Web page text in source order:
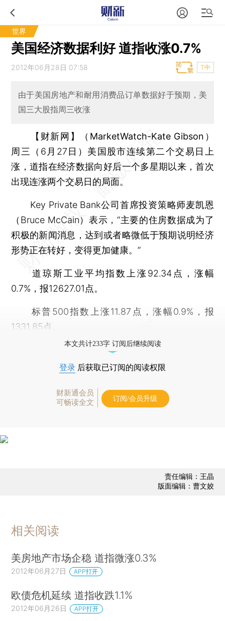
世界
美国经济数据利好 道指收涨0.7%
2012年06月28日 07:58 T中
由于美国房地产和耐用消费品订单数据好于预期，美
国三大股指周三收涨
【财新网】（MarketWatch-Kate Gibson）
周三（6月27日）美国股市连续第二个交易日上
涨，道指在经济数据向好后一个多星期以来，首次
出现连涨两个交易日的局面。
Key Private Bank公司首席投资策略师麦凯恩
（Bruce McCain）表示，“主要的住房数据成为了
积极的新闻消息，达到或者略微低于预期说明经济
形势正在转好，变得更加健康。”
道琼斯工业平均指数上涨92.34点，涨幅
0.7%，报12627.01点。
标普500指数上涨11.87点，涨幅0.9%，报
1331.85点。
本文共计233字 订阅后继续阅读
登录 后获取已订阅的阅读权限
财新通会员
可畅读全文
订阅/会员升级
责任编辑：王晶
版面编辑：曹文姣
相关阅读
美房地产市场企稳 道指微涨0.3%
2012年06月27日 APP打开
欧债危机延续 道指收跌1.1%
2012年06月26日 APP打开